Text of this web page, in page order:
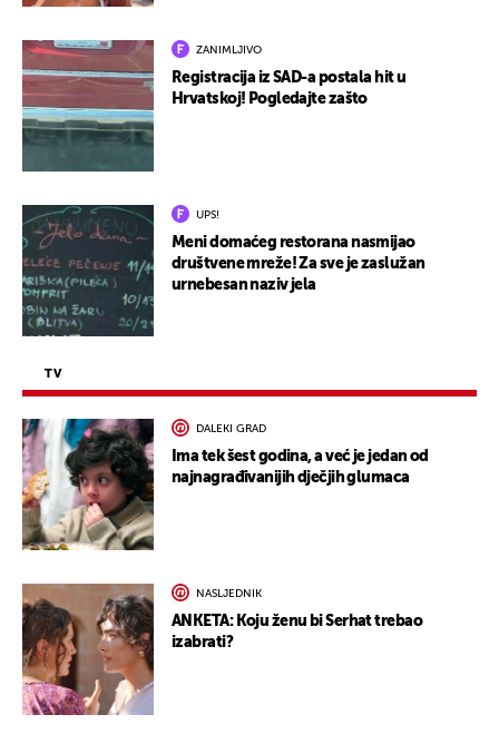
ZANIMLJIVO
Registracija iz SAD-a postala hit u
Hrvatskoj! Pogledajte zašto
UPS!
Meni domaćeg restorana nasmijao
društvene mreže! Za sve je zaslužan
urnebesan naziv jela
TV
DALEKI GRAD
Ima tek šest godina, a već je jedan od
najnagrađivanijih dječjih glumaca
NASLJEDNIK
ANKETA: Koju ženu bi Serhat trebao
izabrati?